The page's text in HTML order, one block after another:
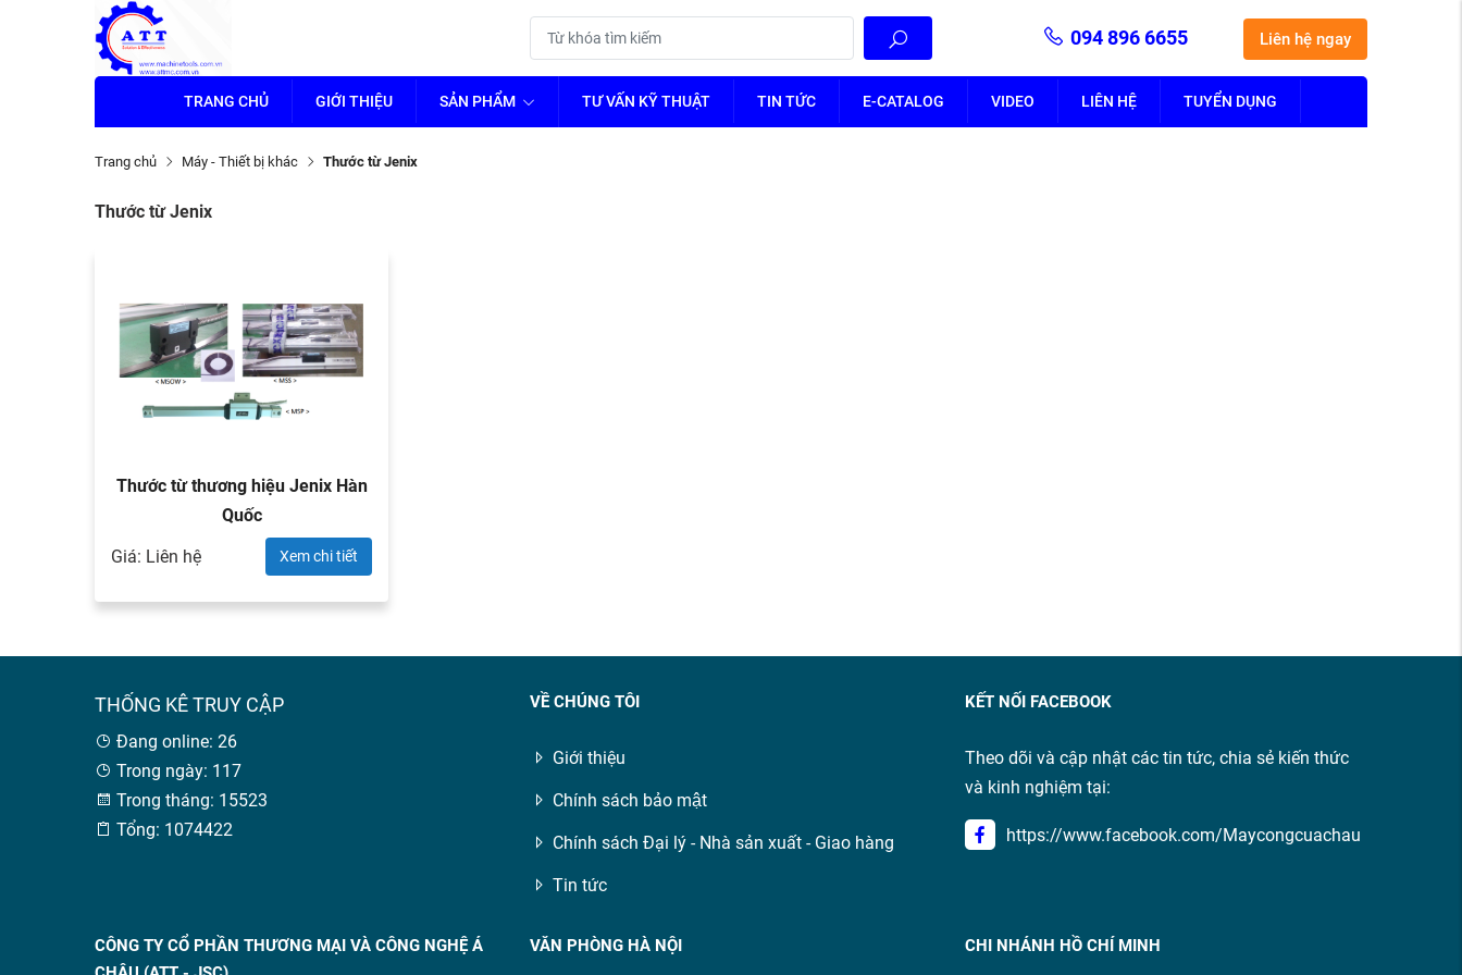
094 896 6655 Liên hệ ngay
TRANG CHỦ GIỚI THIỆU SẢN PHẨM TƯ VẤN KỸ THUẬT TIN TỨC E-CATALOG VIDEO LIÊN HỆ TUYỂN DỤNG
Trang chủ Máy - Thiết bị khác Thước từ Jenix
Thước từ Jenix
Thước từ thương hiệu Jenix Hàn
Quốc
Giá: Liên hệ
Xem chi tiết
THỐNG KÊ TRUY CẬP
Đang online: 26
Trong ngày: 117
Trong tháng: 15523
Tổng: 1074422
VỀ CHÚNG TÔI
Giới thiệu
Chính sách bảo mật
Chính sách Đại lý - Nhà sản xuất - Giao hàng
Tin tức
KẾT NỐI FACEBOOK
Theo dõi và cập nhật các tin tức, chia sẻ kiến thức
và kinh nghiệm tại:
https://www.facebook.com/Maycongcuachau
CÔNG TY CỔ PHẦN THƯƠNG MẠI VÀ CÔNG NGHỆ Á
VĂN PHÒNG HÀ NỘI CHI NHÁNH HỒ CHÍ MINH